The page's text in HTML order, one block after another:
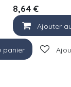
panier
8,64€
Ajouter